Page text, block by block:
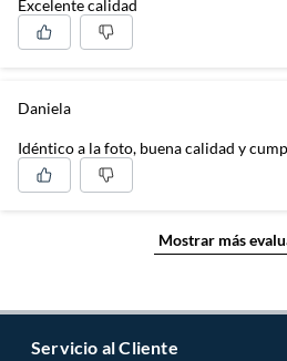
Excelente calidad
Daniela
Idéntico a la foto, buena calidad y
Mostrar más
Servicio al Cliente